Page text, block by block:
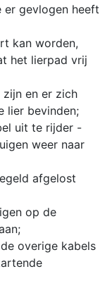
gevlogen heeft
kan worden,
het lierpad vrij
zijn en er zich
lier bevinden;
uit te rijder -
weer naar
afgelost
op de
overige kabels